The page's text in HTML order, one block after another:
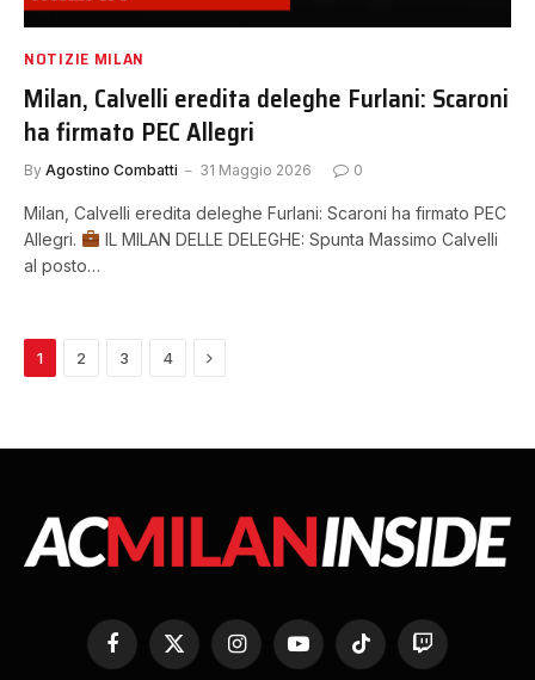
NOTIZIE MILAN
Milan, Calvelli eredita deleghe Furlani: Scaroni
ha firmato PEC Allegri
By Agostino Combatti 31 Maggio 2026 0
Milan, Calvelli eredita deleghe Furlani: Scaroni ha firmato PEC
Allegri.
IL MILAN DELLE DELEGHE: Spunta Massimo Calvelli
al posto…
1 2 3 4 Next
Facebook
X
InstagramYouTubeTikTok Twitch